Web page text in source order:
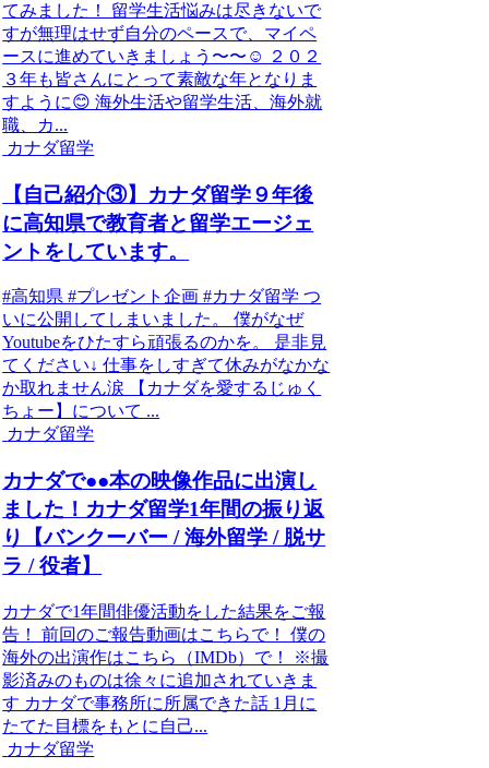
てみました！ 留学生活悩みは尽きないで
すが無理はせず自分のペースで、マイペ
ースに進めていきましょう〜〜☺︎ ２０２
３年も皆さんにとって素敵な年となりま
すように😊 海外生活や留学生活、海外就
職、カ...
カナダ留学
【自己紹介③】カナダ留学９年後
に高知県で教育者と留学エージェ
ントをしています。
#高知県 #プレゼント企画 #カナダ留学 つ
いに公開してしまいました。 僕がなぜ
Youtubeをひたすら頑張るのかを。 是非見
てください↓ 仕事をしすぎて休みがなかな
か取れません涙 【カナダを愛するじゅく
ちょー】について ...
カナダ留学
カナダで●●本の映像作品に出演し
ました！カナダ留学1年間の振り返
り【バンクーバー / 海外留学 / 脱サ
ラ / 役者】
カナダで1年間俳優活動をした結果をご報
告！ 前回のご報告動画はこちらで！ 僕の
海外の出演作はこちら（IMDb）で！ ※撮
影済みのものは徐々に追加されていきま
す カナダで事務所に所属できた話 1月に
たてた目標をもとに自己...
カナダ留学